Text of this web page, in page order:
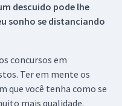
descuido pode lhe
sonho se distanciando
concursos em
Ter em mente os
que você tenha como se
mais qualidade.